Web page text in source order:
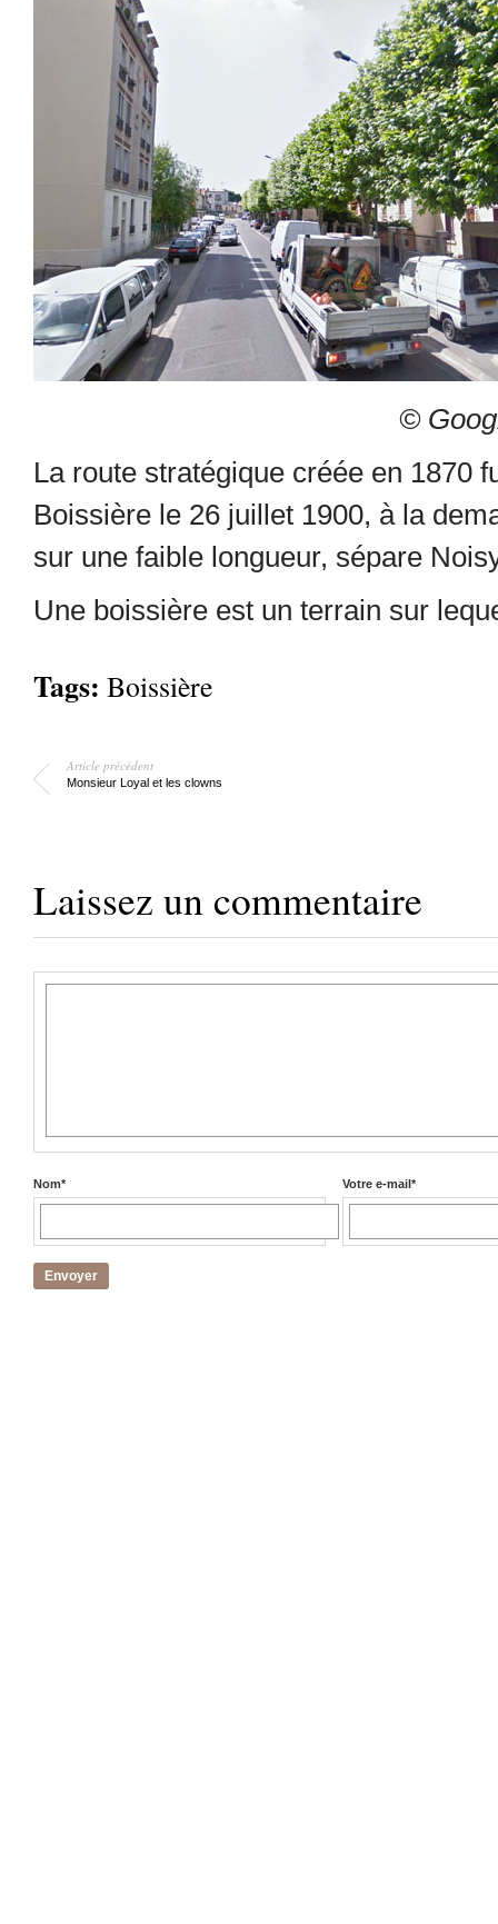
©
La route stratégique créée en 1870
Boissière le 26 juillet 1900, à la
sur une faible longueur, sépare
Une boissière est un terrain sur
Tags: Boissière
Article précédent
Monsieur Loyal et les clowns
Laissez un commentaire
Nom* Votre e-mail*